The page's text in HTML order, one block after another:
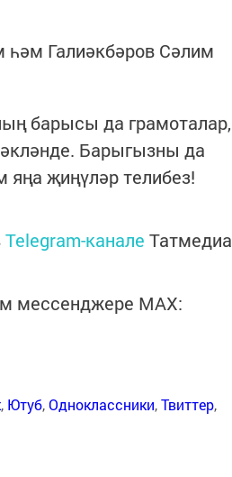
һәм Галиәкбәров Сәлим
барысы да грамоталар,
Барыгызны да
яңа җиңүләр телибез!
Telegram-канале Татмедиа
мессенджере MАХ:
, Ютуб,Одноклассники,Твиттер,